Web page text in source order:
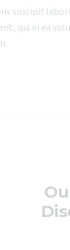
suscipit
qui in ea